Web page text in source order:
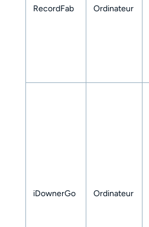
RecordFab Ordinateur
iDownerGo Ordinateur